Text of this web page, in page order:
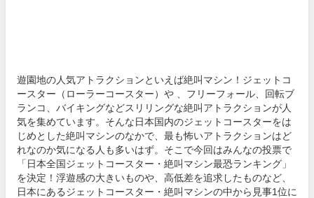
遊園地の人気アトラクションといえば絶叫マシン！ジェットコ
ースター（ローラーコースター）や 、フリーフォール、回転ブ
ランコ、バイキングなどスリリングな絶叫アトラクションが人
気を集めています。そんな日本国内のジェットコースターをは
じめとした絶叫マシンのなかで、最も怖いアトラクションはど
れなのか気になる人も多いはず。そこで今回はみんなの投票で
「日本全国ジェットコースター・絶叫マシン最恐ランキング」
を決定！浮遊感の大きいものや、高低差を追求したものなど、
日本にあるジェットコースター・絶叫マシンの中から見事1位に